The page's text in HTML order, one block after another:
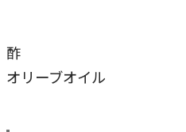
酢
オリーブオイル